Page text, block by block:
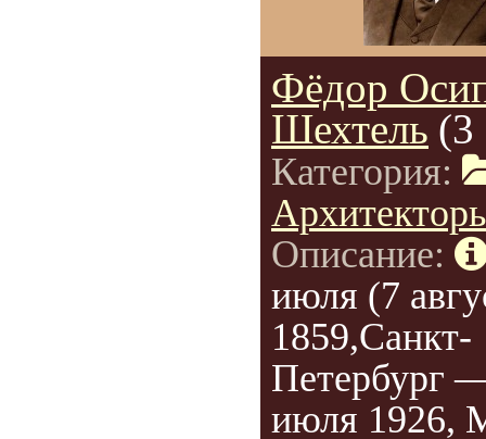
Фёдор
Шехтель (3
Категория:
Описание:
июля (7
1859,Санкт-
Петербург
июля 1926,